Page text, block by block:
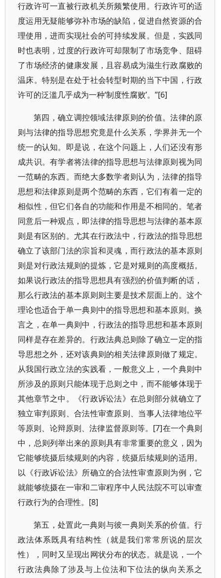
行政许可一直被行政机关所频繁使用。行政许可的适
度运用无疑能够弥补市场的缺陷，促进自然资源的合
理使用，进而实现社会的可持续发展。但是，实践同
时也表明，过度的行政许可却限制了市场竞争、阻碍
了市场经济的健康发展，且容易成为滋生行政腐败的
温床。特别是在处于社会转型时期的当下中国，行政
许可的泛滥几乎成为一种‘制度性腐败’。”[6]
第四，确立调控领域法律原则的价值。法律的原
则与法律的指导思想究竟是什么关系，学界并无一个
统一的认知。即是说，在这个问题上，人们还没有形
成共识。有学者将法律的指导思想与法律原则视为同
一范畴的东西。而绝大多数学者则认为，法律的指导
思想和法律原则是两个范畴的东西，它们有着一定的
相似性，但它们各自的功能和作用是不相同的。笔者
同意后一种观点，即法律的指导思想与法律的基本原
则是有区别的。尤其在行政法中，行政法的指导思想
确立了该部门法的宗旨和灵魂，而行政法的基本原则
则是对行政法规则的提炼，它是对规则的高度概括。
如果说行政法的指导思想具有强烈的价值判断的话，
那么行政法的基本原则则主要是技术层面上的。这个
理论也适合于单一典则中的指导思想和基本原则。换
言之，在单一典则中，行政法的指导思想和基本原则
同样是存在差异的。行政法典总则除了确立一定的指
导思想之外，还对该典则的相关法律原则做了规定。
从我国行政立法的实践看，一般意义上，一个典则中
所涉及的原则只能体现于总则之中，而不能够体现于
其他章节之中。《行政诉讼法》在总则部分就确立了
独立审判原则、合法性审查原则、当事人法律地位平
等原则、论辩原则、法律监督原则等。[7]在一个典则
中，总则列举出来的原则具有非常重要的意义，因为
它能够统摄后续规则的内容，统摄后续规则的适用。
以《行政诉讼法》所确立的合法性审查原则为例，它
就能够统摄在一审和二审程序中人民法院不可以审查
行政行为的合理性。[8]
第五，处置此一典则与彼一典则关系的价值。行
政法体系既具有结构性（就是我们常常所说的层次
性），同时又呈现出网状分布的状态。就是说，一个
行政法典除了涉及与上位法和下位法的纵向关系之